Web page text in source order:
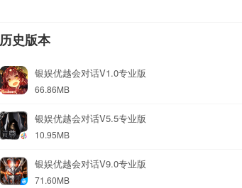
历史版本
银娱优越会对话V1.0专业版
66.86MB
银娱优越会对话V5.5专业版
10.95MB
银娱优越会对话V9.0专业版
71.60MB